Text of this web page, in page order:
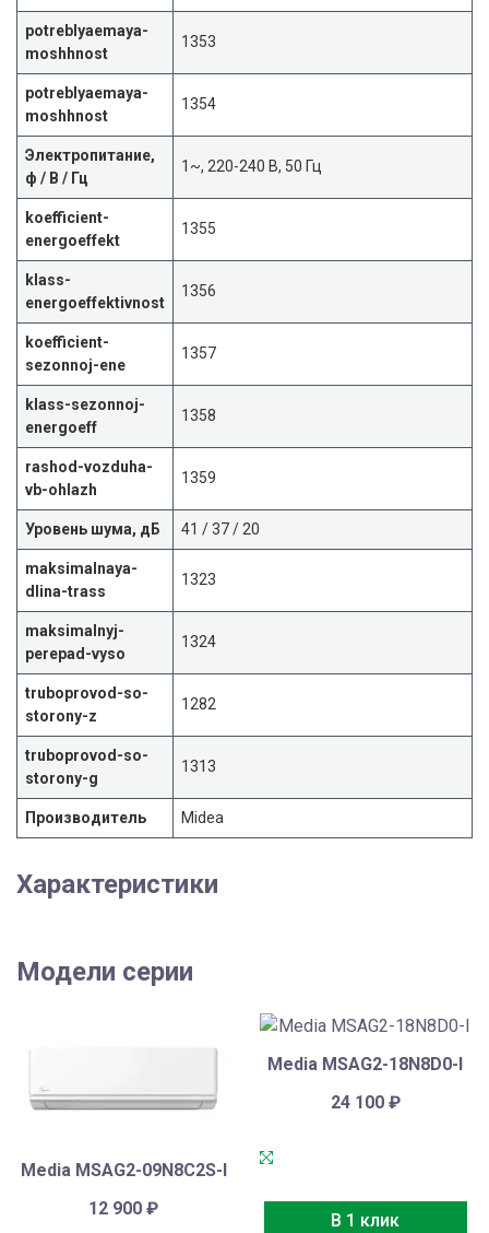
potreblyaemaya-
moshhnost
1353
potreblyaemaya-
moshhnost
1354
Электропитание,
ф / В / Гц
1~, 220-240 В, 50 Гц
koefficient-
energoeffekt
1355
klass-
energoeffektivnost
1356
koefficient-
sezonnoj-ene
1357
klass-sezonnoj-
energoeff
1358
rashod-vozduha-
vb-ohlazh
1359
Уровень шума, дБ 41 / 37 / 20
maksimalnaya-
dlina-trass
1323
maksimalnyj-
perepad-vyso
1324
truboprovod-so-
storony-z
1282
truboprovod-so-
storony-g
1313
Производитель Midea
Характеристики
Модели серии
Media MSAG2-09N8C2S-I
12 900₽
Media MSAG2-18N8D0-I
24 100 ₽
В 1 клик